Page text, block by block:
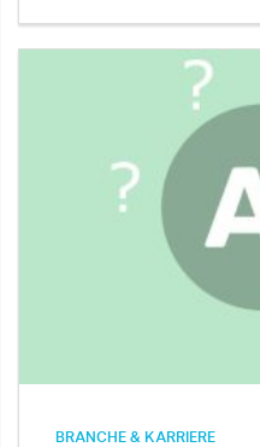
BRANCHE & KARRIERE